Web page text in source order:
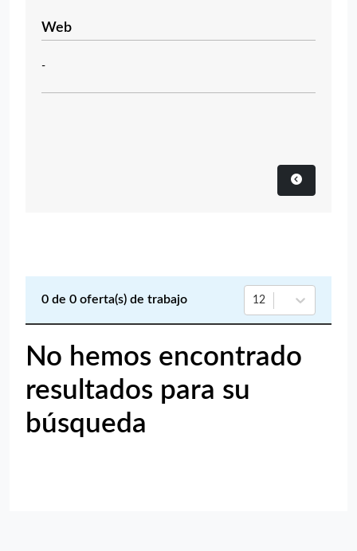
Web
-
0 de 0 oferta(s) de trabajo 12
No hemos encontrado
resultados para su
búsqueda